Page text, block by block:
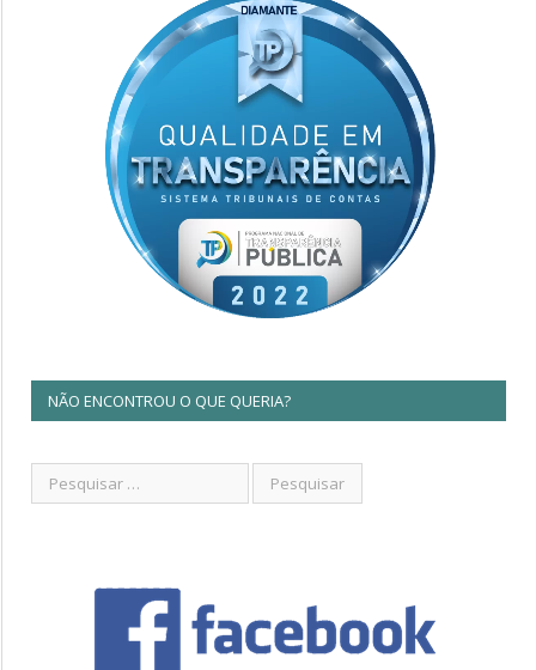
NÃO ENCONTROU O QUE QUERIA?